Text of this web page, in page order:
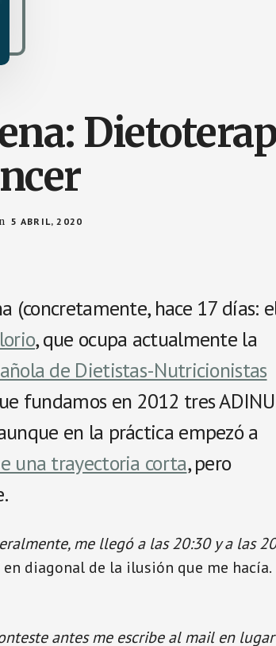
5 ABRIL, 2020
(concretamente, hace 17 días:
, que ocupa actualmente la
de Dietistas-Nutricionistas
fundamos en 2012 tres ADINU
en la práctica empezó a
una trayectoria corta, pero
me llegó a las 20:30 y a las
diagonal de la ilusión que me hacía.
antes me escribe al mail en